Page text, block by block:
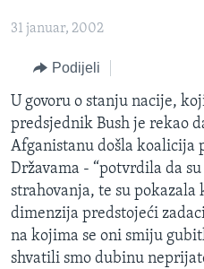
na
navigaciju
Idi
na
pretragu
FOTOGRAFIJE DANA
VIJESTI
SJEDINJENE AMERIČKE
BOSNA I HERCEGOVINA
SVIJET
NAUKA I TEHNOLOGIJA
SPECIJALNI PROJEKTI
KORUPCIJA
SLOBODA MEDIJA
ŽENSKA STRANA
IZBJEGLIČKA STRANA
31 januar, 2002
Podijeli
U govoru o stanju nacije,
predsjednik Bush je rekao
Afganistanu došla koalicija
Državama - “potvrdila da
strahovanja, te su
dimenzija predstojeći
na kojima se oni smiju
shvatili smo dubinu